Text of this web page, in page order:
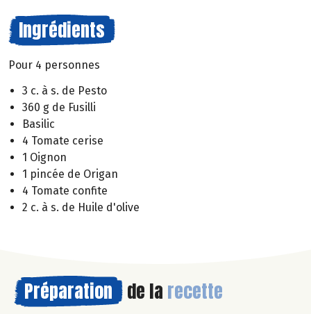
Ingrédients
Pour 4 personnes
3 c. à s. de Pesto
360 g de Fusilli
Basilic
4 Tomate cerise
1 Oignon
1 pincée de Origan
4 Tomate confite
2 c. à s. de Huile d'olive
Préparation de la recette